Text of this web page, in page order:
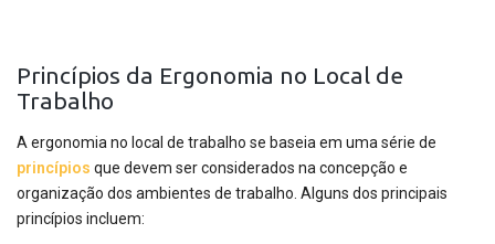
Princípios da Ergonomia no Local de
Trabalho
A ergonomia no local de trabalho se baseia em uma série de
princípios que devem ser considerados na concepção e
organização dos ambientes de trabalho. Alguns dos principais
princípios incluem: